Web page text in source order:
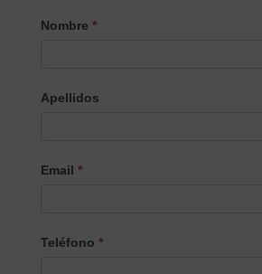
el
Nombre *
Apellidos
Email *
Teléfono *